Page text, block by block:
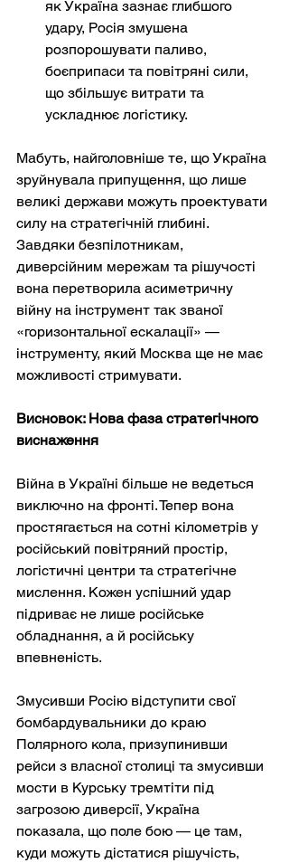
як Україна зазнає глибшого
удару, Росія змушена
розпорошувати паливо,
боєприпаси та повітряні сили,
що збільшує витрати та
ускладнює логістику.
Мабуть, найголовніше те, що Україна
зруйнувала припущення, що лише
великі держави можуть проектувати
силу на стратегічній глибині.
Завдяки безпілотникам,
диверсійним мережам та рішучості
вона перетворила асиметричну
війну на інструмент так званої
«горизонтальної ескалації» —
інструменту, який Москва ще не має
можливості стримувати.
Висновок: Нова фаза стратегічного
виснаження
Війна в Україні більше не ведеться
виключно на фронті. Тепер вона
простягається на сотні кілометрів у
російський повітряний простір,
логістичні центри та стратегічне
мислення. Кожен успішний удар
підриває не лише російське
обладнання, а й російську
впевненість.
Змусивши Росію відступити свої
бомбардувальники до краю
Полярного кола, призупинивши
рейси з власної столиці та змусивши
мости в Курську тремтіти під
загрозою диверсії, Україна
показала, що поле бою — це там,
куди можуть дістатися рішучість,